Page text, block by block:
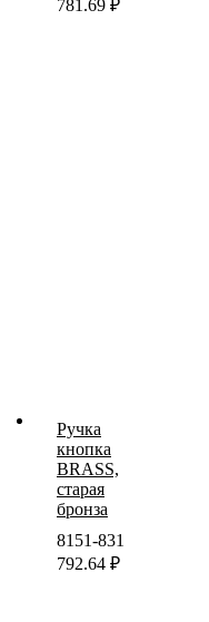
781.69 ₽
Ручка
кнопка
BRASS,
старая
бронза
8151-831
792.64 ₽